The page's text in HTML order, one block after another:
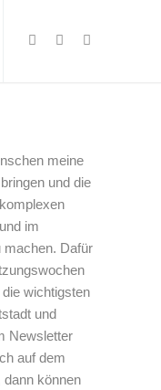
meine
und die
im
machen. Dafür
wichtigsten
und
Newsletter
auf dem
dann können